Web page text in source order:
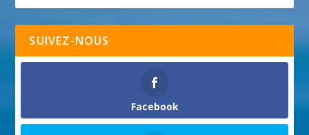
SUIVEZ-NOUS
Facebook